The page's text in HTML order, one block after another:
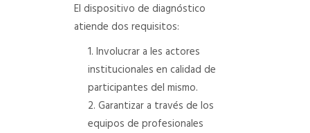
El dispositivo de diagnóstico
atiende dos requisitos:
Involucrar a les actores
institucionales en calidad de
participantes del mismo.
Garantizar a través de los
equipos de profesionales